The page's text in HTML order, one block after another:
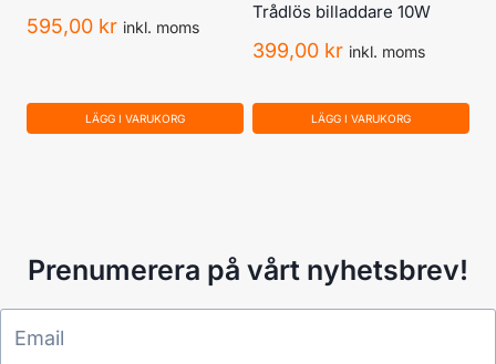
595,00 kr inkl. moms
LÄGG I VARUKORG
Trådlös billaddare 10W
399,00 kr inkl. moms
LÄGG I VARUKORG
Prenumerera på vårt nyhetsbrev!